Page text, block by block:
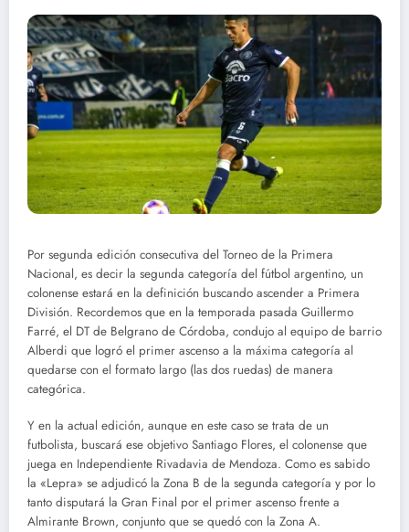
Por segunda edición consecutiva del Torneo de la Primera
Nacional, es decir la segunda categoría del fútbol argentino, un
colonense estará en la definición buscando ascender a Primera
División. Recordemos que en la temporada pasada Guillermo
Farré, el DT de Belgrano de Córdoba, condujo al equipo de barrio
Alberdi que logró el primer ascenso a la máxima categoría al
quedarse con el formato largo (las dos ruedas) de manera
categórica.
Y en la actual edición, aunque en este caso se trata de un
futbolista, buscará ese objetivo Santiago Flores, el colonense que
juega en Independiente Rivadavia de Mendoza. Como es sabido
la «Lepra» se adjudicó la Zona B de la segunda categoría y por lo
tanto disputará la Gran Final por el primer ascenso frente a
Almirante Brown, conjunto que se quedó con la Zona A.